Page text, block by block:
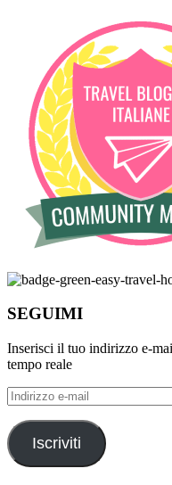
SEGUIMI
Inserisci il tuo indirizzo e-
tempo reale
Indirizzo
e-
mail
Iscriviti